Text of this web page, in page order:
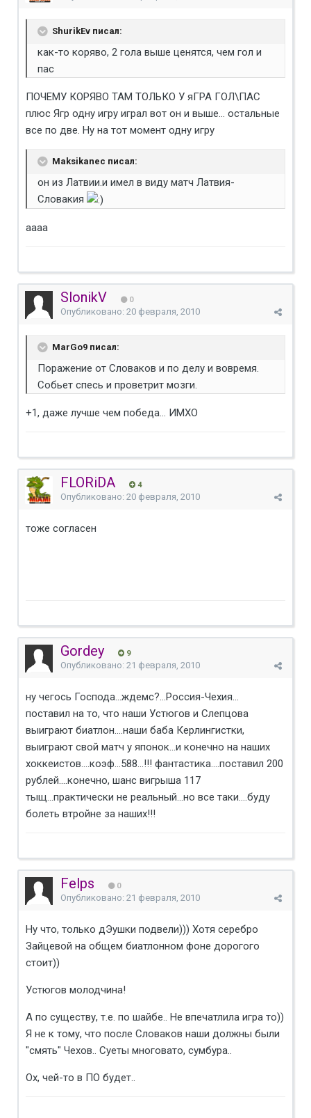
ShurikEv писал:
как-то коряво, 2 гола выше ценятся, чем гол и
пас
ПОЧЕМУ КОРЯВО ТАМ ТОЛЬКО У яГРА ГОЛ\ПАС
плюс Ягр одну игру играл вот он и выше... остальные
все по две. Ну на тот момент одну игру
Maksikanec писал:
он из Латвии.и имел в виду матч Латвия-
Словакия
аааа
SlonikV 0
Опубликовано: 20 февраля, 2010
MarGo9 писал:
Поражение от Словаков и по делу и вовремя.
Собьет спесь и проветрит мозги.
+1, даже лучше чем победа... ИМХО
FLORiDA 4
Опубликовано: 20 февраля, 2010
тоже согласен
Gordey 9
Опубликовано: 21 февраля, 2010
ну чегось Господа...ждемс?...Россия-Чехия...
поставил на то, что наши Устюгов и Слепцова
выиграют биатлон....наши баба Керлингистки,
выиграют свой матч у японок...и конечно на наших
хоккеистов....коэф...588...!!! фантастика....поставил 200
рублей....конечно, шанс вигрыша 117
тыщ...практически не реальный...но все таки....буду
болеть втройне за наших!!!
Felps 0
Опубликовано: 21 февраля, 2010
Ну что, только дЭушки подвели))) Хотя серебро
Зайцевой на общем биатлонном фоне дорогого
стоит))
Устюгов молодчина!
А по существу, т.е. по шайбе.. Не впечатлила игра то))
Я не к тому, что после Словаков наши должны были
"смять" Чехов.. Суеты многовато, сумбура..
Ох, чей-то в ПО будет..